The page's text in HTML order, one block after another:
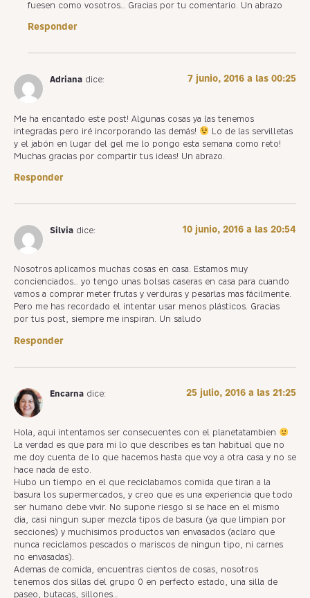
fuesen como vosotros… Gracias por tu comentario. Un abrazo
Responder
Adriana dice: 7 junio, 2016 a las 00:25
Me ha encantado este post! Algunas cosas ya las tenemos
integradas pero iré incorporando las demás!
Lo de las servilletas
y el jabón en lugar del gel me lo pongo esta semana como reto!
Muchas gracias por compartir tus ideas! Un abrazo.
Responder
Silvia dice: 10 junio, 2016 a las 20:54
Nosotros aplicamos muchas cosas en casa. Estamos muy
concienciados… yo tengo unas bolsas caseras en casa para cuando
vamos a comprar meter frutas y verduras y pesarlas mas fácilmente.
Pero me has recordado el intentar usar menos plásticos. Gracias
por tus post, siempre me inspiran. Un saludo
Responder
Encarna dice: 25 julio, 2016 a las 21:25
Hola, aqui intentamos ser consecuentes con el planetatambien
La verdad es que para mi lo que describes es tan habitual que no
me doy cuenta de lo que hacemos hasta que voy a otra casa y no se
hace nada de esto.
Hubo un tiempo en el que reciclabamos comida que tiran a la
basura los supermercados, y creo que es una experiencia que todo
ser humano debe vivir. No supone riesgo si se hace en el mismo
dia, casi ningun super mezcla tipos de basura (ya que limpian por
secciones) y muchisimos productos van envasados (aclaro que
nunca reciclamos pescados o mariscos de ningun tipo, ni carnes
no envasadas).
Ademas de comida, encuentras cientos de cosas, nosotros
tenemos dos sillas del grupo 0 en perfecto estado, una silla de
paseo, butacas, sillones…